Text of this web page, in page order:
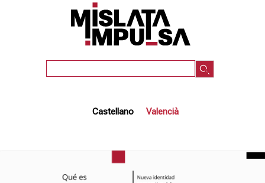
Castellano Valencià